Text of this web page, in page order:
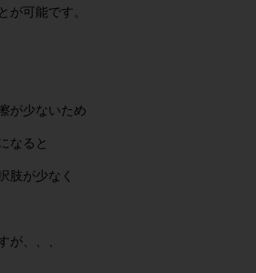
が可能です。
が少ないため
なると
肢が少なく
が、、、